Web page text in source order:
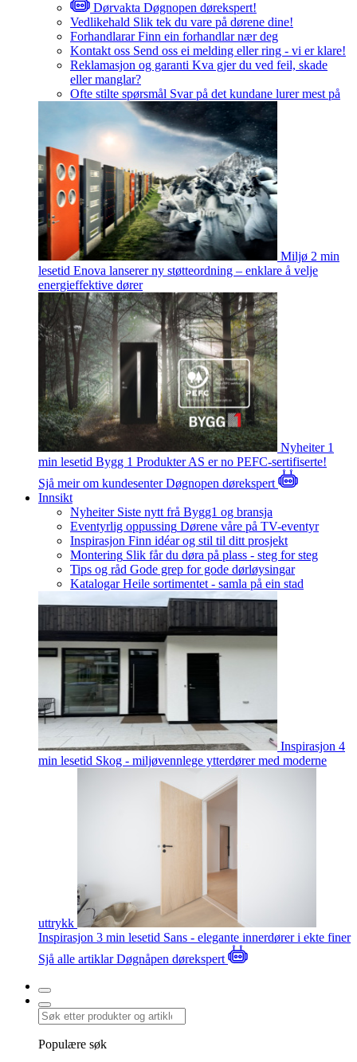
Dørvakta Døgnopen dørekspert!
Vedlikehald Slik tek du vare på dørene dine!
Forhandlarar Finn ein forhandlar nær deg
Kontakt oss Send oss ei melding eller ring - vi er klare!
Reklamasjon og garanti Kva gjer du ved feil, skade
eller manglar?
Ofte stilte spørsmål Svar på det kundane lurer mest på
Miljø 2 min
lesetid Enova lanserer ny støtteordning – enklare å velje
energieffektive dører
Nyheiter 1
min lesetid Bygg 1 Produkter AS er no PEFC-sertifiserte!
Sjå meir om kundesenterDøgnopen dørekspert
Innsikt
Nyheiter Siste nytt frå Bygg1 og bransja
Eventyrlig oppussing Dørene våre på TV-eventyr
Inspirasjon Finn idéar og stil til ditt prosjekt
Montering Slik får du døra på plass - steg for steg
Tips og råd Gode grep for gode dørløysingar
Katalogar Heile sortimentet - samla på ein stad
Inspirasjon 4
min lesetid Skog - miljøvennlege ytterdører med moderne
uttrykk
Inspirasjon 3 min lesetid Sans - elegante innerdører i ekte finer
Sjå alle artiklarDøgnåpen dørekspert
Populære søk